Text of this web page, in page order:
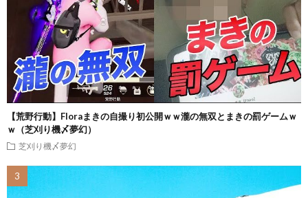
【荒野行動】Floraまきの自撮り初公開ｗｗ瀧の無双とまきの罰ゲームｗ
ｗ（芝刈り機〆夢幻）
芝刈り機〆夢幻